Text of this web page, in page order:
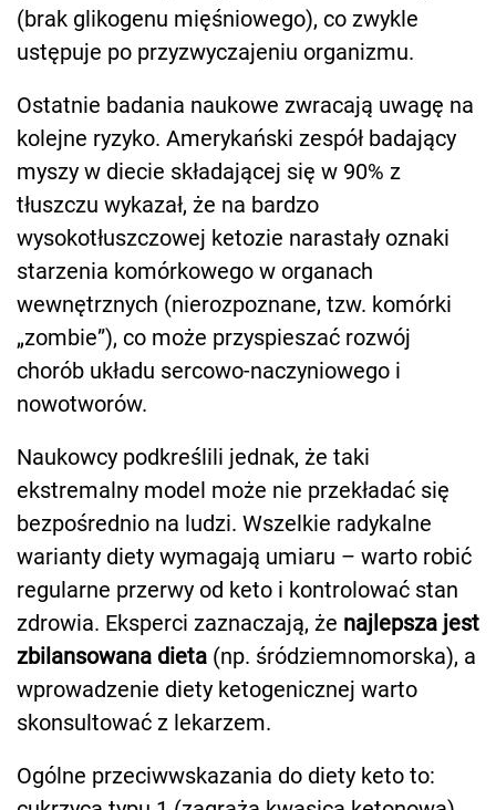
(brak glikogenu mięśniowego), co zwykle
ustępuje po przyzwyczajeniu organizmu.
Ostatnie badania naukowe zwracają uwagę na
kolejne ryzyko. Amerykański zespół badający
myszy w diecie składającej się w 90% z
tłuszczu wykazał, że na bardzo
wysokotłuszczowej ketozie narastały oznaki
starzenia komórkowego w organach
wewnętrznych (nierozpoznane, tzw. komórki
„zombie”), co może przyspieszać rozwój
chorób układu sercowo-naczyniowego i
nowotworów.
Naukowcy podkreślili jednak, że taki
ekstremalny model może nie przekładać się
bezpośrednio na ludzi. Wszelkie radykalne
warianty diety wymagają umiaru – warto robić
regularne przerwy od keto i kontrolować stan
zdrowia. Eksperci zaznaczają, że najlepsza jest
zbilansowana dieta (np. śródziemnomorska), a
wprowadzenie diety ketogenicznej warto
skonsultować z lekarzem.
Ogólne przeciwwskazania do diety keto to: